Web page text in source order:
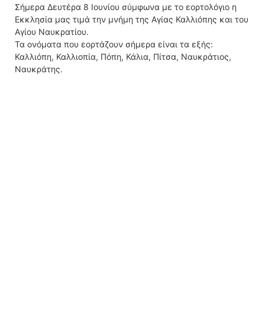
Σήμερα Δευτέρα 8 Ιουνίου σύμφωνα με το εορτολόγιο η
Εκκλησία μας τιμά την μνήμη της Αγίας Καλλιόπης και του
Αγίου Ναυκρατίου.
Τα ονόματα που εορτάζουν σήμερα είναι τα εξής:
Καλλιόπη, Καλλιοπία, Πόπη, Κάλια, Πίτσα, Ναυκράτιος,
Ναυκράτης.